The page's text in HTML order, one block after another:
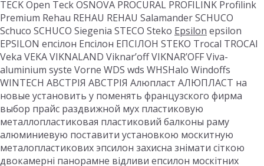
TECK Open Teck OSNOVA PROCURAL PROFILINK Profilink
Premium Rehau REHAU REHAU Salamander SCHUCO
Schuco SCHUCO Siegenia STECO Steko Epsilon epsilon
EPSILON епсілон Епсілон ЕПСІЛОН STEKO Trocal TROCAl
Veka VEKA VIKNALAND Viknar’off VIKNAR’OFF Viva-
aluminium syste Vorne WDS wds WHSHalo Windoffs
WINTECH АВСТРІЯ АВСТРІЯ Алюпласт АЛЮПЛАСТ на
новые установить у поменять французского фирма
выбор прайс раздвижной мух пластиковую
металлопластиковая пластиковий балконы раму
алюминиевую поставити установкою москитную
металопластикових эпсилон захисна знімати сіткою
двокамерні панорамне відливи епсилон москітних